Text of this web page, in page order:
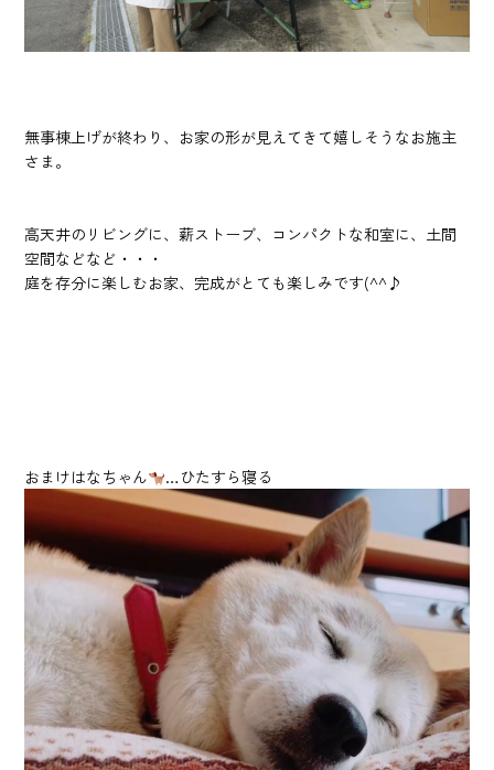
無事棟上げが終わり、お家の形が見えてきて嬉しそうなお施主
さま。
高天井のリビングに、薪ストーブ、コンパクトな和室に、土間
空間などなど・・・
庭を存分に楽しむお家、完成がとても楽しみです(^^♪
おまけはなちゃん …ひたすら寝る